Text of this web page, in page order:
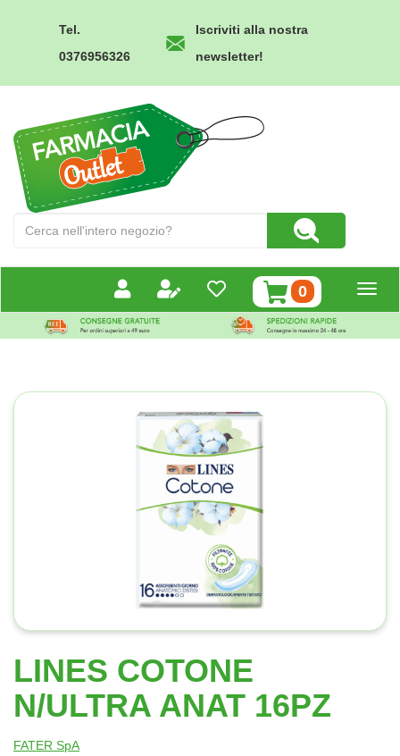
Tel.
0376956326
Iscriviti alla nostra
newsletter!
Outlet
Prodotto
Cerca Prodotto
0prodotti
inseriti
LINES COTONE
N/ULTRA ANAT 16PZ
FATER SpA